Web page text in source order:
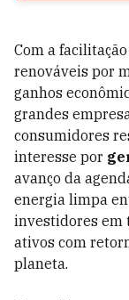
Com a
renováveis por
ganhos
grandes
consumidores
interesse por
avanço da
energia limpa
investidores em
ativos com
planeta.